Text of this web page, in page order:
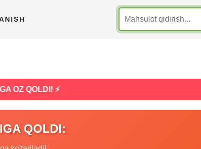
OZ QOLDI! ⚡
QOLDI: